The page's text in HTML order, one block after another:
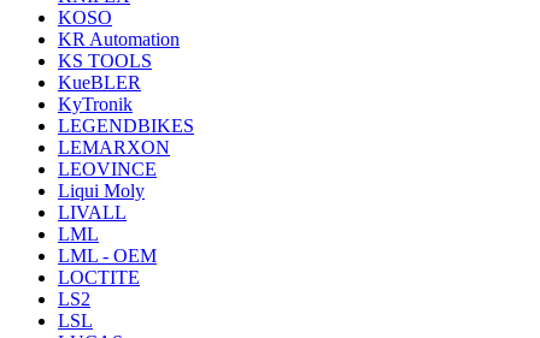
KOSO
KR Automation
KS TOOLS
KueBLER
KyTronik
LEGENDBIKES
LEMARXON
LEOVINCE
Liqui Moly
LIVALL
LML
LML - OEM
LOCTITE
LS2
LSL